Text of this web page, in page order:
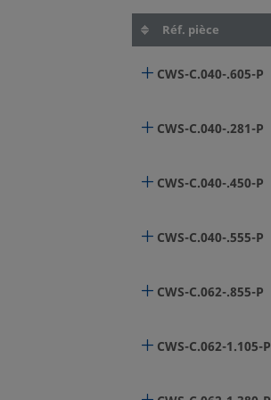
Réf. pièce
CWS-C.040-.605-P
CWS-C.040-.281-P
CWS-C.040-.450-P
CWS-C.040-.555-P
CWS-C.062-.855-P
CWS-C.062-1.105-P